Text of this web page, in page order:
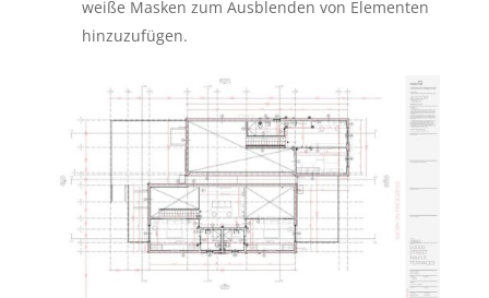
weiße Masken zum Ausblenden von Elementen
hinzuzufügen.